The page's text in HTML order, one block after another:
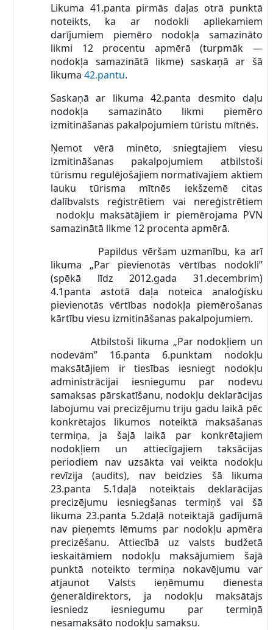
Likuma 41.panta pirmās daļas otrā punktā
noteikts, ka ar nodokli apliekamiem
darījumiem piemēro nodokļa samazināto
likmi 12 procentu apmērā (turpmāk —
nodokļa samazinātā likme) saskaņā ar šā
likuma 42.pantu.
Saskaņā ar likuma 42.panta desmito daļu
nodokļa samazināto likmi piemēro
izmitināšanas pakalpojumiem tūristu mītnēs.
Ņemot vērā minēto, sniegtajiem viesu
izmitināšanas pakalpojumiem atbilstoši
tūrismu regulējošajiem normatīvajiem aktiem
lauku tūrisma mītnēs iekšzemē citas
dalībvalsts reģistrētiem vai nereģistrētiem
nodokļu maksātājiem ir piemērojama PVN
samazinātā likme 12 procenta apmērā.
Papildus vēršam uzmanību, ka arī
likuma „Par pievienotās vērtības nodokli”
(spēkā līdz 2012.gada 31.decembrim)
4.1panta astotā daļa noteica analoģisku
pievienotās vērtības nodokļa piemērošanas
kārtību viesu izmitināšanas pakalpojumiem.
Atbilstoši likuma „Par nodokļiem un
nodevām” 16.panta 6.punktam nodokļu
maksātājiem ir tiesības iesniegt nodokļu
administrācijai iesniegumu par nodevu
samaksas pārskatīšanu, nodokļu deklarācijas
labojumu vai precizējumu triju gadu laikā pēc
konkrētajos likumos noteiktā maksāšanas
termiņa, ja šajā laikā par konkrētajiem
nodokļiem un attiecīgajiem taksācijas
periodiem nav uzsākta vai veikta nodokļu
revīzija (audits), nav beidzies šā likuma
23.panta 5.1daļā noteiktais deklarācijas
precizējumu iesniegšanas termiņš vai šā
likuma 23.panta 5.2daļā noteiktajā gadījumā
nav pieņemts lēmums par nodokļu apmēra
precizēšanu. Attiecībā uz valsts budžetā
ieskaitāmiem nodokļu maksājumiem šajā
punktā noteikto termiņa nokavējumu var
atjaunot Valsts ieņēmumu dienesta
ģenerāldirektors, ja nodokļu maksātājs
iesniedz iesniegumu par termiņā
nesamaksāto nodokļu samaksu.